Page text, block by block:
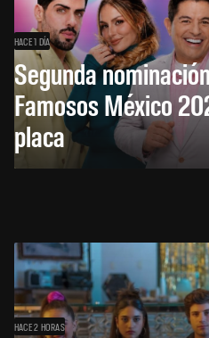
HACE 1 DÍA
Segunda
Famosos México
placa
HACE 2 HORAS